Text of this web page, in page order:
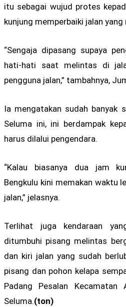
itu sebagai wujud protes
kunjung memperbaiki jalan yang
“Sengaja dipasang supaya
hati-hati saat melintas di
pengguna jalan,” tambahnya,
Ia mengatakan sudah banyak
Seluma ini, ini berdampak
harus dilalui pengendara.
“Kalau biasanya dua jam
Bengkulu kini memakan waktu
jalan,” jelasnya.
Terlihat juga kendaraan
ditumbuhi pisang melintas
dan kiri jalan yang sudah
pisang dan pohon kelapa
Padang Pesalan Kecamatan
Seluma.(ton)